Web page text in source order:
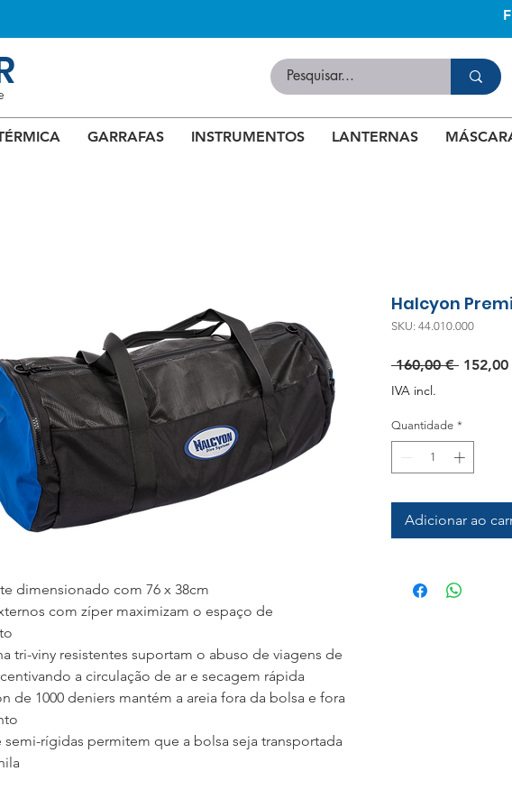
GARRAFAS INSTRUMENTOS LANTERNAS
dimensionado com 76 x 38cm
com zíper maximizam o espaço de
tri-viny resistentes suportam o abuso de viagens de
a circulação de ar e secagem rápida
de 1000 deniers mantém a areia fora da bolsa e fora
semi-rígidas permitem que a bolsa seja transportada
Halcyon
SKU: 44.010.000
160,00 € Preço
152,00
IVA incl.
Quantidade *
Adicionar ao